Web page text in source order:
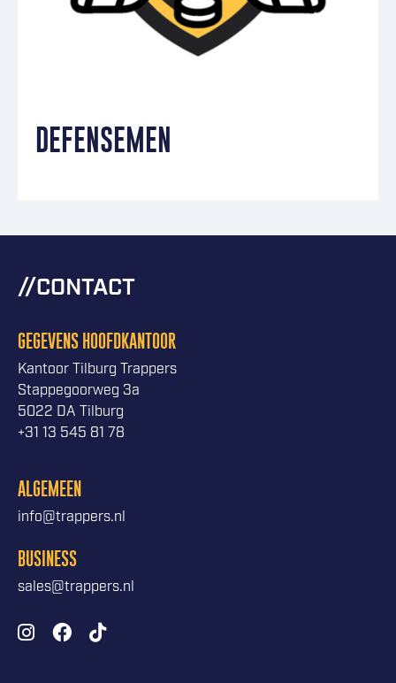
DEFENSEMEN
CONTACT
GEGEVENS HOOFDKANTOOR
Kantoor Tilburg Trappers
Stappegoorweg 3a
5022 DA Tilburg
+31 13 545 81 78
ALGEMEEN
info@trappers.nl
BUSINESS
sales@trappers.nl